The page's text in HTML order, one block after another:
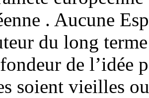
. Aucune
du long
de l’idée
soient vieilles